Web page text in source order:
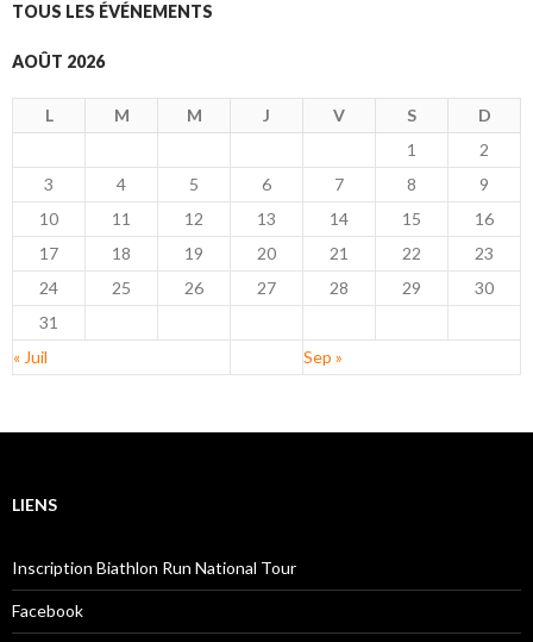
TOUS LES ÉVÉNEMENTS
AOÛT 2026
L M M J V S
D
1
2
3
4 5 6 7 8
9
10
11 12 13 14 15
16
17
18 19 20 21 22
23
24
25 26 27 28 29
30
31
« Juil
Sep »
LIENS
Inscription Biathlon Run National Tour
Facebook